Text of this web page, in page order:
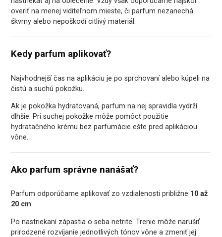
overiť na menej viditeľnom mieste, či parfum nezanechá
škvrny alebo nepoškodí citlivý materiál.
Kedy parfum aplikovať?
Najvhodnejší čas na aplikáciu je po sprchovaní alebo kúpeli na
čistú a suchú pokožku.
Ak je pokožka hydratovaná, parfum na nej spravidla vydrží
dlhšie. Pri suchej pokožke môže pomôcť použitie
hydratačného krému bez parfumácie ešte pred aplikáciou
vône.
Ako parfum správne nanášať?
Parfum odporúčame aplikovať zo vzdialenosti približne 10 až
20 cm.
Po nastriekaní zápästia o seba netrite. Trenie môže narušiť
prirodzené rozvíjanie jednotlivých tónov vône a zmeniť jej